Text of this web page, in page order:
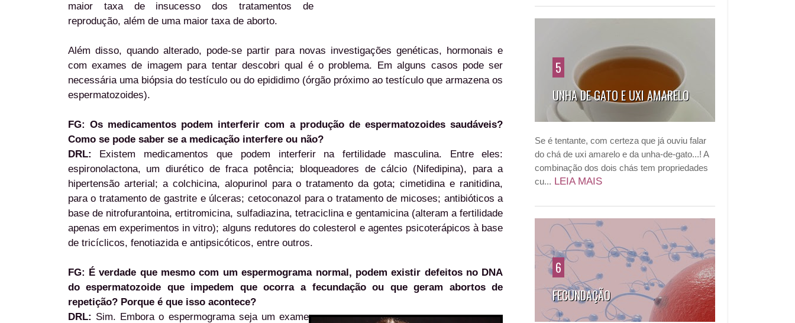
maior taxa de insucesso dos tratamentos de
reprodução, além de uma maior taxa de aborto.
Além disso, quando alterado, pode-se partir para novas investigações genéticas, hormonais e
com exames de imagem para tentar descobri qual é o problema. Em alguns casos pode ser
necessária uma biópsia do testículo ou do epididimo (órgão próximo ao testículo que armazena os
espermatozoides).
FG: Os medicamentos podem interferir com a produção de espermatozoides saudáveis?
Como se pode saber se a medicação interfere ou não?
DRL: Existem medicamentos que podem interferir na fertilidade masculina. Entre eles:
espironolactona, um diurético de fraca potência; bloqueadores de cálcio (Nifedipina), para a
hipertensão arterial; a colchicina, alopurinol para o tratamento da gota; cimetidina e ranitidina,
para o tratamento de gastrite e úlceras; cetoconazol para o tratamento de micoses; antibióticos a
base de nitrofurantoina, ertitromicina, sulfadiazina, tetraciclina e gentamicina (alteram a fertilidade
apenas em experimentos in vitro); alguns redutores do colesterol e agentes psicoterápicos à base
de tricíclicos, fenotiazida e antipsicóticos, entre outros.
FG: É verdade que mesmo com um espermograma normal, podem existir defeitos no DNA
do espermatozoide que impedem que ocorra a fecundação ou que geram abortos de
repetição? Porque é que isso acontece?
DRL: Sim. Embora o espermograma seja um exame
5
UNHA DE GATO E UXI AMARELO
Se é tentante, com certeza que já ouviu falar
do chá de uxi amarelo e da unha-de-gato...! A
combinação dos dois chás tem propriedades
cu... LEIA MAIS
6
FECUNDAÇÃO